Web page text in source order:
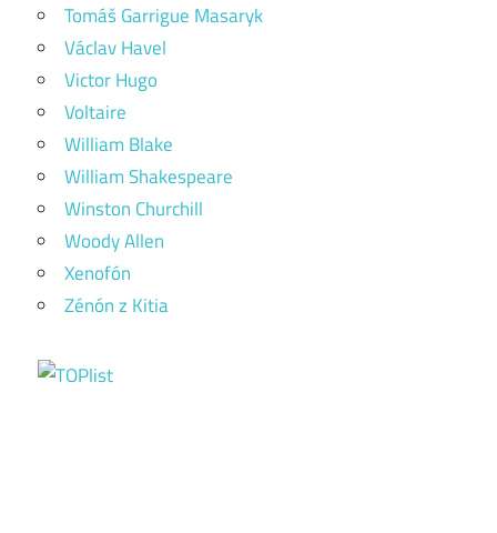
Tomáš Garrigue Masaryk
Václav Havel
Victor Hugo
Voltaire
William Blake
William Shakespeare
Winston Churchill
Woody Allen
Xenofón
Zénón z Kitia